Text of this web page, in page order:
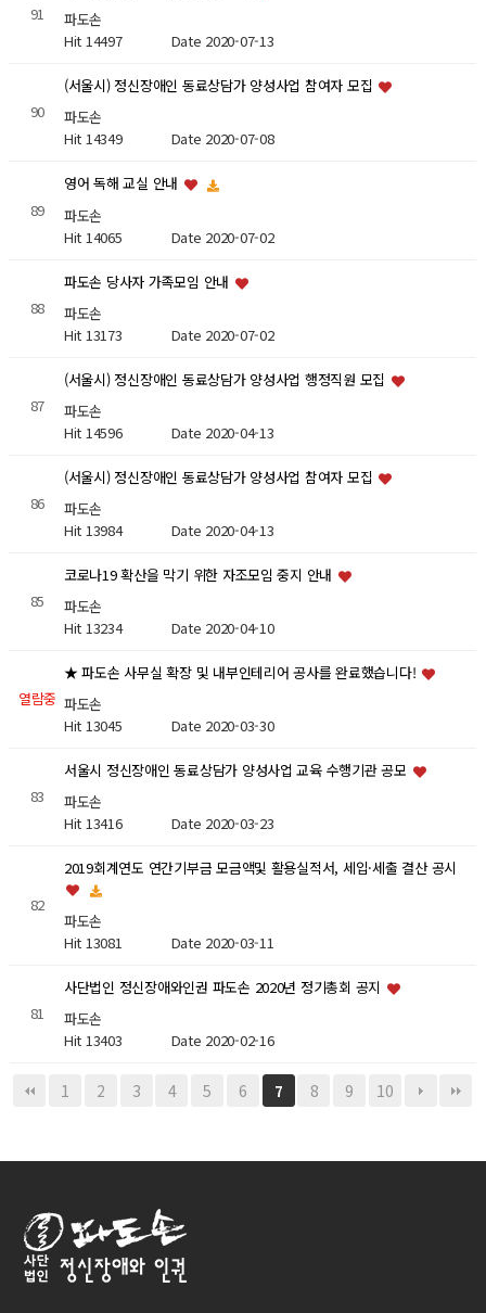
91
파도손
Hit 14497 Date 2020-07-13
90
(서울시) 정신장애인 동료상담가 양성사업 참여자 모집
파도손
Hit 14349 Date 2020-07-08
89
영어 독해 교실 안내
파도손
Hit 14065 Date 2020-07-02
88
파도손 당사자 가족모임 안내
파도손
Hit 13173 Date 2020-07-02
87
(서울시) 정신장애인 동료상담가 양성사업 행정직원 모집
파도손
Hit 14596 Date 2020-04-13
86
(서울시) 정신장애인 동료상담가 양성사업 참여자 모집
파도손
Hit 13984 Date 2020-04-13
85
코로나19 확산을 막기 위한 자조모임 중지 안내
파도손
Hit 13234 Date 2020-04-10
열람중
★ 파도손 사무실 확장 및 내부인테리어 공사를 완료했습니다!
파도손
Hit 13045 Date 2020-03-30
83
서울시 정신장애인 동료상담가 양성사업 교육 수행기관 공모
파도손
Hit 13416 Date 2020-03-23
82
2019회계연도 연간기부금 모금액및 활용실적서, 세입·세출 결산 공시
파도손
Hit 13081 Date 2020-03-11
81
사단법인 정신장애와인권 파도손 2020년 정기총회 공지
파도손
Hit 13403 Date 2020-02-16
1 2 3 4 5 6 7 8 9 10